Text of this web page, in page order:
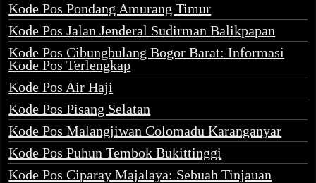
Kode Pos Pondang Amurang Timur
Kode Pos Jalan Jenderal Sudirman Balikpapan
Kode Pos Cibungbulang Bogor Barat: Informasi
Kode Pos Terlengkap
Kode Pos Air Haji
Kode Pos Pisang Selatan
Kode Pos Malangjiwan Colomadu Karanganyar
Kode Pos Puhun Tembok Bukittinggi
Kode Pos Ciparay Majalaya: Sebuah Tinjauan